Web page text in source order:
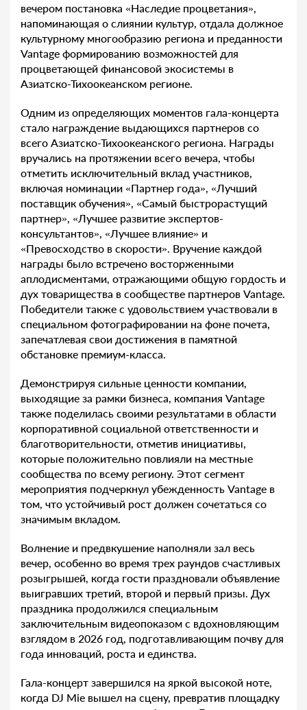
вечером постановка «Наследие процветания»,
напоминающая о слиянии культур, отдала должное
культурному многообразию региона и преданности
Vantage формированию возможностей для
процветающей финансовой экосистемы в
Азиатско-Тихоокеанском регионе.
Одним из определяющих моментов гала-концерта
стало награждение выдающихся партнеров со
всего Азиатско-Тихоокеанского региона. Награды
вручались на протяжении всего вечера, чтобы
отметить исключительный вклад участников,
включая номинации «Партнер года», «Лучший
поставщик обучения», «Самый быстрорастущий
партнер», «Лучшее развитие экспертов-
консультантов», «Лучшее влияние» и
«Превосходство в скорости». Вручение каждой
награды было встречено восторженными
аплодисментами, отражающими общую гордость и
дух товарищества в сообществе партнеров Vantage.
Победители также с удовольствием участвовали в
специальном фотографировании на фоне почета,
запечатлевая свои достижения в памятной
обстановке премиум-класса.
Демонстрируя сильные ценности компании,
выходящие за рамки бизнеса, компания Vantage
также поделилась своими результатами в области
корпоративной социальной ответственности и
благотворительности, отметив инициативы,
которые положительно повлияли на местные
сообщества по всему региону. Этот сегмент
мероприятия подчеркнул убежденность Vantage в
том, что устойчивый рост должен сочетаться со
значимым вкладом.
Волнение и предвкушение наполняли зал весь
вечер, особенно во время трех раундов счастливых
розыгрышей, когда гости праздновали объявление
выигравших третий, второй и первый призы. Дух
праздника продолжился специальным
заключительным видеопоказом с вдохновляющим
взглядом в 2026 год, подготавливающим почву для
года инноваций, роста и единства.
Гала-концерт завершился на яркой высокой ноте,
когда DJ Mie вышел на сцену, превратив площадку